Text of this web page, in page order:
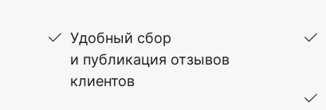
Удобный сбор
и публикация отзывов
клиентов